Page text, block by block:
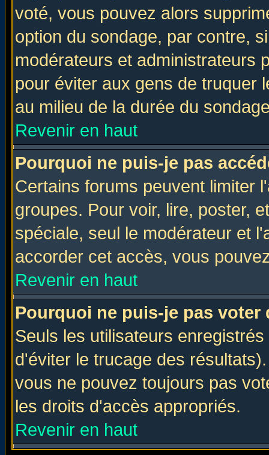
voté, vous pouvez alors
option du sondage, par contre,
modérateurs et administrateurs
pour éviter aux gens de truquer
au milieu de la durée du
Revenir en haut
Pourquoi ne puis-je pas
Certains forums peuvent limiter
groupes. Pour voir, lire, poster,
spéciale, seul le modérateur et
accorder cet accès, vous
Revenir en haut
Pourquoi ne puis-je pas voter
Seuls les utilisateurs
d'éviter le trucage des
vous ne pouvez toujours pas
les droits d'accès appropriés.
Revenir en haut